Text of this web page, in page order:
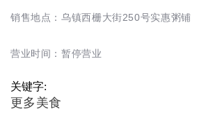
销售地点：乌镇西栅大街250号实惠粥铺
营业时间：暂停营业
关键字:
更多美食